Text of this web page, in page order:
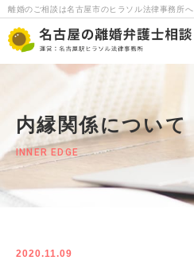
離婚のご相談は名古屋市のヒラソル法律事務所へ
内縁関係について
INNER EDGE
2020.11.09